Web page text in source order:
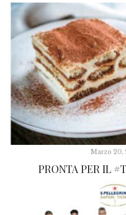
Marzo 20,
PRONTA PER IL